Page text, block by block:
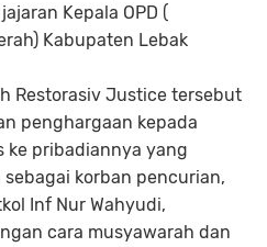
Kepala OPD (
Kabupaten Lebak
Restorasiv Justice tersebut
penghargaan kepada
ke pribadiannya yang
korban pencurian,
Inf Nur Wahyudi,
cara musyawarah dan